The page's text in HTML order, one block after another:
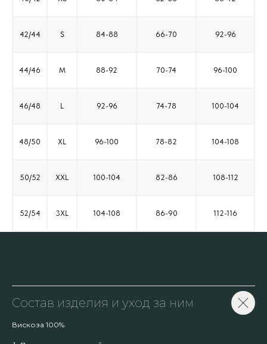
42/44 S 84-88 66-70 92-96
44/46 M 88-92 70-74 96-100
46/48 L 92-96 74-78 100-104
48/50 XL 96-100 78-82 104-108
50/52 XXL 100-104 82-86 108-112
52/54 3XL 104-108 86-90 112-116
Состав изделия и уход за ним
Вискоза 100%